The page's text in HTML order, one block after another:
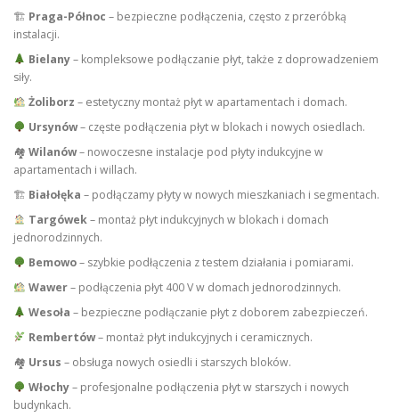
🏗 Praga-Północ – bezpieczne podłączenia, często z przeróbką
instalacji.
Bielany– kompleksowe podłączanie płyt, także z doprowadzeniem
siły.
Żoliborz – estetyczny montaż płyt w apartamentach i domach.
Ursynów– częste podłączenia płyt w blokach i nowych osiedlach.
🏘 Wilanów– nowoczesne instalacje pod płyty indukcyjne w
apartamentach i willach.
🏗 Białołęka – podłączamy płyty w nowych mieszkaniach i segmentach.
Targówek– montaż płyt indukcyjnych w blokach i domach
jednorodzinnych.
Bemowo– szybkie podłączenia z testem działania i pomiarami.
Wawer– podłączenia płyt 400 V w domach jednorodzinnych.
Wesoła – bezpieczne podłączanie płyt z doborem zabezpieczeń.
Rembertów– montaż płyt indukcyjnych i ceramicznych.
🏘 Ursus – obsługa nowych osiedli i starszych bloków.
Włochy– profesjonalne podłączenia płyt w starszych i nowych
budynkach.